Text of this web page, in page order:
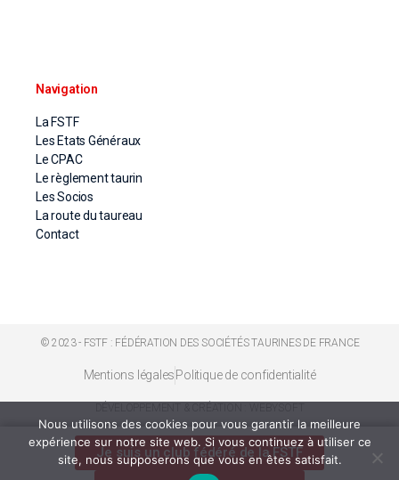
Navigation
La FSTF
Les Etats Généraux
Le CPAC
Le règlement taurin
Les Socios
La route du taureau
Contact
© 2023 - FSTF : FÉDÉRATION DES SOCIÉTÉS TAURINES DE FRANCE
Mentions légales Politique de confidentialité
Je suis un club fédéré de la FSTF
Nous utilisons des cookies pour vous garantir la meilleure
expérience sur notre site web. Si vous continuez à utiliser ce
site, nous supposerons que vous en êtes satisfait.